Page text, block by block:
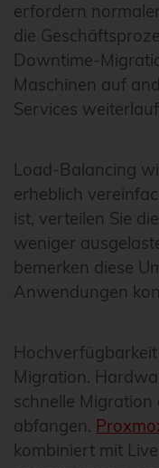
erfordern
die
Downtime-
Maschinen auf
Services
Load-Balancing
erheblich
ist, verteilen Sie
weniger
bemerken diese
Anwendungen
Migration.
schnelle
abfangen.
kombiniert mit